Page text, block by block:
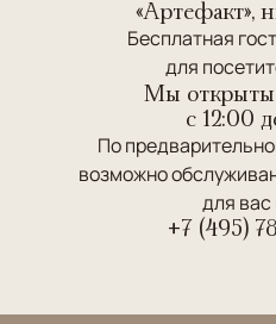
«Артефакт»,
Бесплатная
для
Мы открыты
c 12:00
По
возможно
для
+7 (495)